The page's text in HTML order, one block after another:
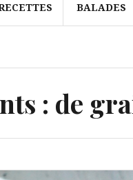
BALADES
: de